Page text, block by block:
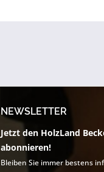
NEWSLETTER
Jetzt den HolzLand
abonnieren!
Bleiben Sie immer bestens